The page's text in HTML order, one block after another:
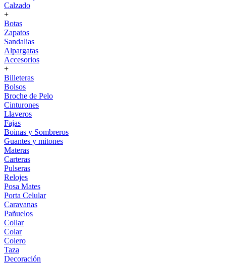
Calzado
+
Botas
Zapatos
Sandalias
Alpargatas
Accesorios
+
Billeteras
Bolsos
Broche de Pelo
Cinturones
Llaveros
Fajas
Boinas y Sombreros
Guantes y mitones
Materas
Carteras
Pulseras
Relojes
Posa Mates
Porta Celular
Caravanas
Pañuelos
Collar
Colar
Colero
Taza
Decoración